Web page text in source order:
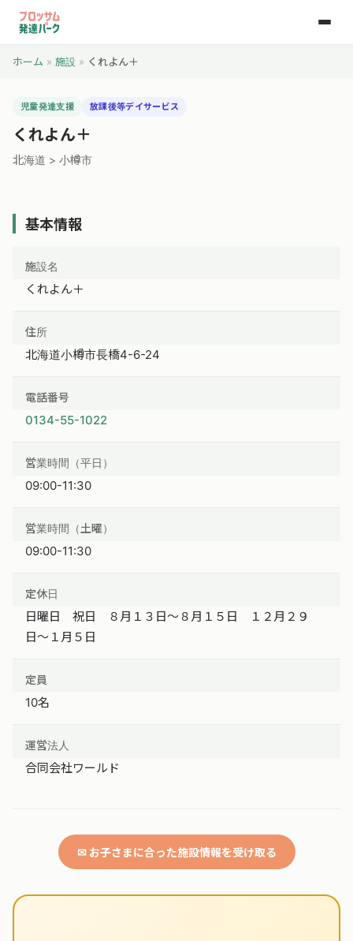
ホーム » 施設 » くれよん＋
児童発達支援 放課後等デイサービス
くれよん＋
北海道 > 小樽市
基本情報
施設名
くれよん＋
住所
北海道小樽市長橋4-6-24
電話番号
0134-55-1022
営業時間（平日）
09:00-11:30
営業時間（土曜）
09:00-11:30
定休日
日曜日 祝日 ８月１３日〜８月１５日 １２月２９
日〜１月５日
定員
10名
運営法人
合同会社ワールド
✉ お子さまに合った施設情報を受け取る